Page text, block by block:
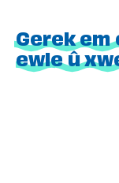
Gerek
ewle û